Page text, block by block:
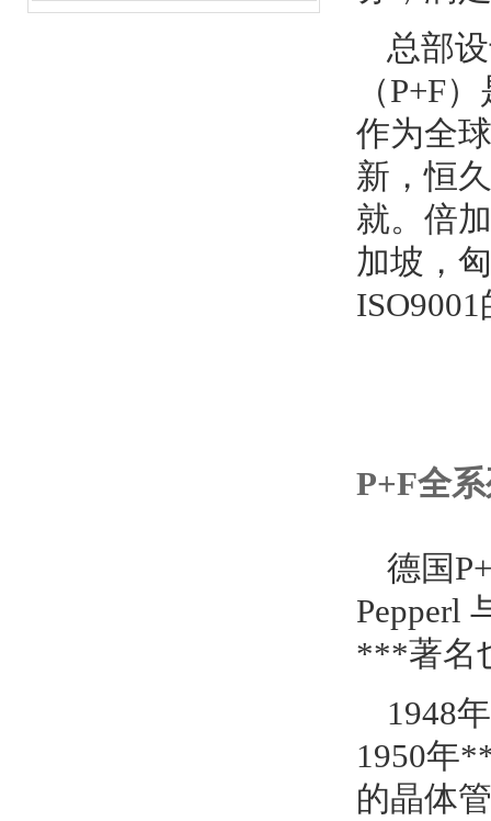
总部
（P+F
作为全
新，恒
就。倍
加坡，
P+F全
德国
Pepperl
***著名
1948
1950年
的晶体